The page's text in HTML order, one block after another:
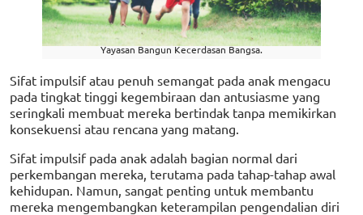
Yayasan Bangun Kecerdasan Bangsa.
Sifat impulsif atau penuh semangat pada anak mengacu
pada tingkat tinggi kegembiraan dan antusiasme yang
seringkali membuat mereka bertindak tanpa memikirkan
konsekuensi atau rencana yang matang.
Sifat impulsif pada anak adalah bagian normal dari
perkembangan mereka, terutama pada tahap-tahap awal
kehidupan. Namun, sangat penting untuk membantu
mereka mengembangkan keterampilan pengendalian diri